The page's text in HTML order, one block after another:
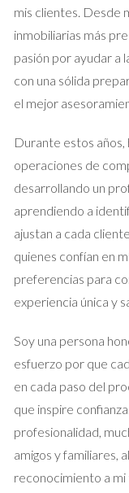
cumpla con la Ley
te protegerá ante
que en el caso
gastos relacionados
reparaciones,
inquilinos. Sin
son deducibles;
buscar asesoría
presentar el modelo
ingresos por
correctamente, no
Caso
habitación
Si decides alquilar
también debes
este caso, los
si alquilas a
también podrás
relacionados con la
Hacienda sobre
mis clientes. Desde
inmobiliarias más
pasión por ayudar a
con una sólida
el mejor
Durante estos
operaciones de
desarrollando un
aprendiendo a
ajustan a cada
quienes confían en
preferencias para
experiencia única y
Soy una persona
esfuerzo por que
en cada paso del
que inspire
profesionalidad,
amigos y familiares,
reconocimiento a mi